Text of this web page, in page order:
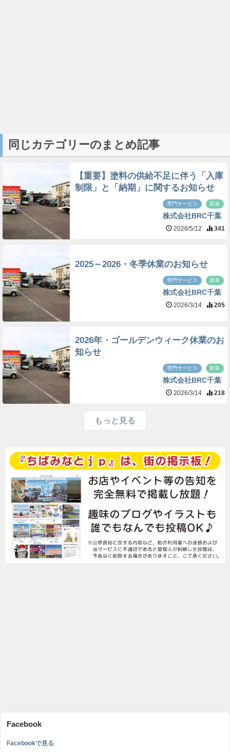
同じカテゴリーのまとめ記事
【重要】塗料の供給不足に伴う「入庫
制限」と「納期」に関するお知らせ
専門サービス 新港
株式会社BRC千葉
2026/5/12 341
2025～2026・冬季休業のお知らせ
専門サービス 新港
株式会社BRC千葉
2026/3/14 205
2026年・ゴールデンウィーク休業のお
知らせ
専門サービス 新港
株式会社BRC千葉
2026/3/14 218
もっと見る
Facebook
Facebookで見る